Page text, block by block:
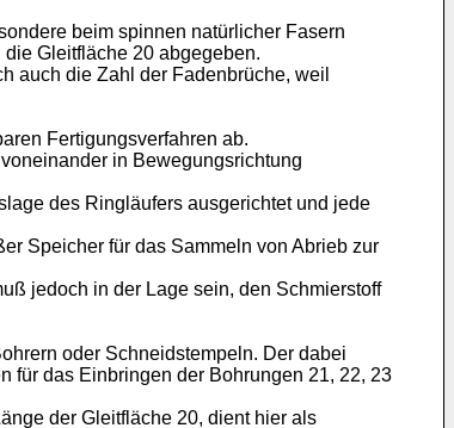
beim spinnen natürlicher Fasern
Gleitfläche 20 abgegeben.
auch die Zahl der Fadenbrüche, weil
Fertigungsverfahren ab.
in Bewegungsrichtung
des Ringläufers ausgerichtet und jede
Speicher für das Sammeln von Abrieb zur
jedoch in der Lage sein, den Schmierstoff
oder Schneidstempeln. Der dabei
für das Einbringen der Bohrungen 21, 22, 23
der Gleitfläche 20, dient hier als